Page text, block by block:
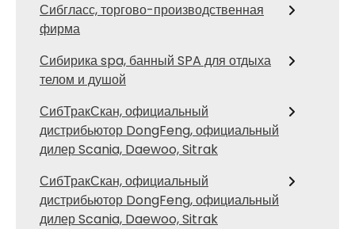
Сибгласс, торгово-производственная
фирма
Сибирика spa, банный SPA для отдыха
телом и душой
СибТракСкан, официальный
дистрибьютор DongFeng, официальный
дилер Scania, Daewoo, Sitrak
СибТракСкан, официальный
дистрибьютор DongFeng, официальный
дилер Scania, Daewoo, Sitrak